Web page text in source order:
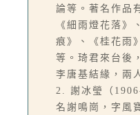
論等。著名作品
《細雨燈花落》
痕》、《桂花雨
等。琦君來台後
李唐基結緣，兩
2. 謝冰瑩（
名謝鳴崗，字風